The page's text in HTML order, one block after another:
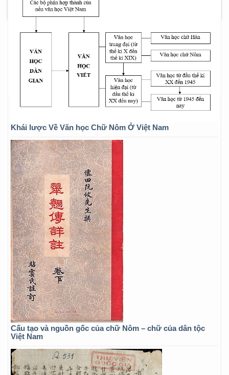
Khái lược Về Văn học Chữ Nôm Ở Việt Nam
Cấu tạo và nguồn gốc của chữ Nôm – chữ của dân tộc
Việt Nam